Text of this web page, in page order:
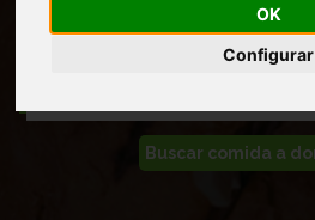
OK
Configurar